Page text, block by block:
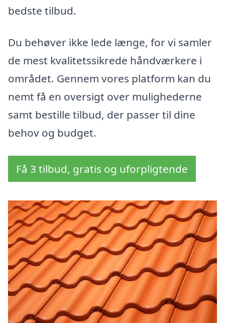
bedste tilbud.
Du behøver ikke lede længe, for vi samler
de mest kvalitetssikrede håndværkere i
området. Gennem vores platform kan du
nemt få en oversigt over mulighederne
samt bestille tilbud, der passer til dine
behov og budget.
Få 3 tilbud, gratis og uforpligtende